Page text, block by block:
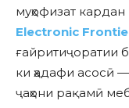
муҳофизат
Electronic
ғайритиҷоратии
ки ҳадафи асосӣ
ҷаҳони рақамӣ